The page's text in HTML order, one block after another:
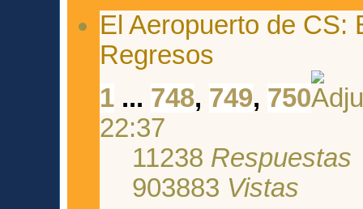
El Aeropuerto de CS:
Regresos
1 ... 748, 749, 750
22:37
11238 Respuestas
903883 Vistas